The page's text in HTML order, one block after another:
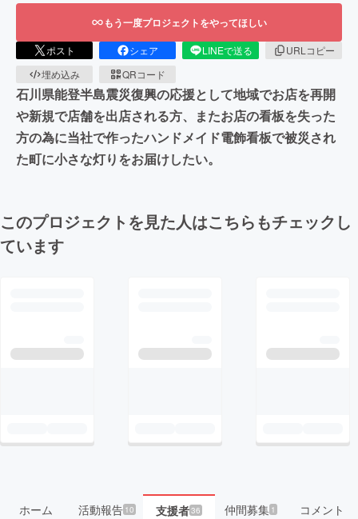
もう一度プロジェクトをやってほしい
ポスト シェア LINEで送る
URLコピー
埋め込み
QRコード
石川県能登半島震災復興の応援として地域でお店を再開
や新規で店舗を出店される方、またお店の看板を失った
方の為に当社で作ったハンドメイド電飾看板で被災され
た町に小さな灯りをお届けしたい。
このプロジェクトを見た人はこちらもチェックし
ています
ホーム 活動報告10 支援者36 仲間募集 1 コメント